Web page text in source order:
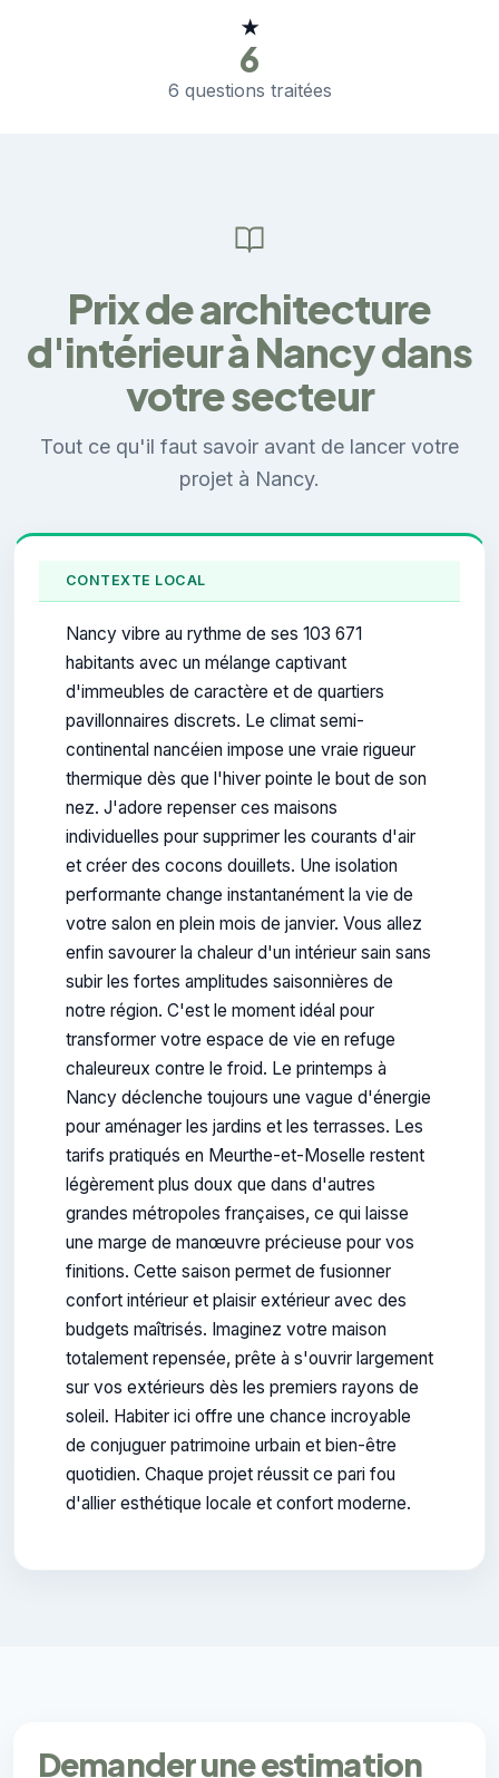
★
6
6 questions traitées
Prix de architecture
d'intérieur à Nancy dans
votre secteur
Tout ce qu'il faut savoir avant de lancer votre
projet à Nancy.
CONTEXTE LOCAL
Nancy vibre au rythme de ses 103 671
habitants avec un mélange captivant
d'immeubles de caractère et de quartiers
pavillonnaires discrets. Le climat semi-
continental nancéien impose une vraie rigueur
thermique dès que l'hiver pointe le bout de son
nez. J'adore repenser ces maisons
individuelles pour supprimer les courants d'air
et créer des cocons douillets. Une isolation
performante change instantanément la vie de
votre salon en plein mois de janvier. Vous allez
enfin savourer la chaleur d'un intérieur sain sans
subir les fortes amplitudes saisonnières de
notre région. C'est le moment idéal pour
transformer votre espace de vie en refuge
chaleureux contre le froid. Le printemps à
Nancy déclenche toujours une vague d'énergie
pour aménager les jardins et les terrasses. Les
tarifs pratiqués en Meurthe-et-Moselle restent
légèrement plus doux que dans d'autres
grandes métropoles françaises, ce qui laisse
une marge de manœuvre précieuse pour vos
finitions. Cette saison permet de fusionner
confort intérieur et plaisir extérieur avec des
budgets maîtrisés. Imaginez votre maison
totalement repensée, prête à s'ouvrir largement
sur vos extérieurs dès les premiers rayons de
soleil. Habiter ici offre une chance incroyable
de conjuguer patrimoine urbain et bien-être
quotidien. Chaque projet réussit ce pari fou
d'allier esthétique locale et confort moderne.
Demander une estimation